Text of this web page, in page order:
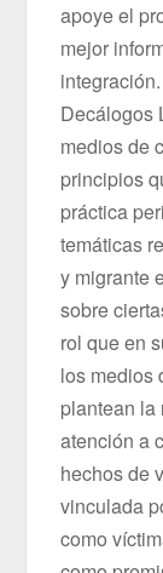
apoye el
mejor
Decálogos
medios de
principios
práctica
temáticas
y migrante
sobre
rol que en
los medios
plantean la
atención a
hechos de
vinculada
como